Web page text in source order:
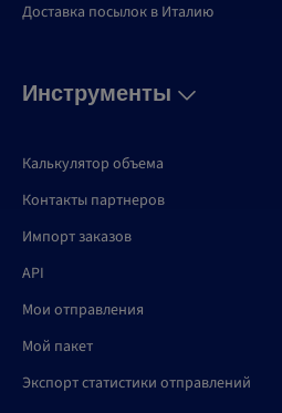
Доставка посылок в Италию
Инструменты
Калькулятор объема
Контакты партнеров
Импорт заказов
API
Мои отправления
Мой пакет
Экспорт статистики отправлений